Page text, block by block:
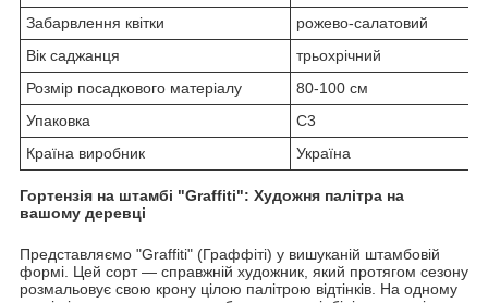
Забарвлення квітки
рожево-салатовий
Вік саджанця
трьохрічний
Розмір посадкового матеріалу
80-100 см
Упаковка
С3
Країна виробник
Україна
Гортензія на штамбі "Graffiti": Художня палітра на
вашому деревці
Представляємо "Graffiti" (Граффіті) у вишуканій штамбовій
формі. Цей сорт — справжній художник, який протягом сезону
розмальовує свою крону цілою палітрою відтінків. На одному